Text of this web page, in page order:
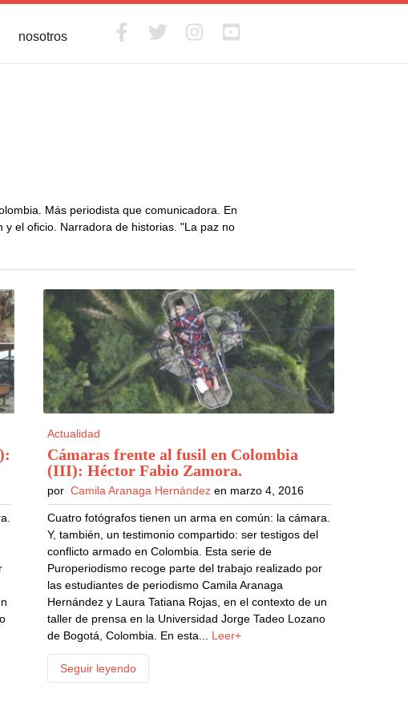
nosotros
Más periodista que comunicadora. En
el oficio. Narradora de historias. "La paz no
Actualidad
Cámaras frente al fusil en Colombia
(III): Héctor Fabio Zamora.
por Camila Aranaga Hernándezen marzo 4, 2016
Cuatro fotógrafos tienen un arma en común: la cámara.
Y, también, un testimonio compartido: ser testigos del
conflicto armado en Colombia. Esta serie de
Puroperiodismo recoge parte del trabajo realizado por
las estudiantes de periodismo Camila Aranaga
Hernández y Laura Tatiana Rojas, en el contexto de un
taller de prensa en la Universidad Jorge Tadeo Lozano
de Bogotá, Colombia. En esta... Leer+
Seguir leyendo